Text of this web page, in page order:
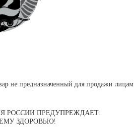
не предназначенный для продажи лицам
РОССИИ ПРЕДУПРЕЖДАЕТ:
ЗДОРОВЬЮ!